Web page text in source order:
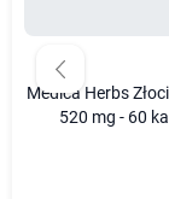
Medica Herbs
520 mg - 60